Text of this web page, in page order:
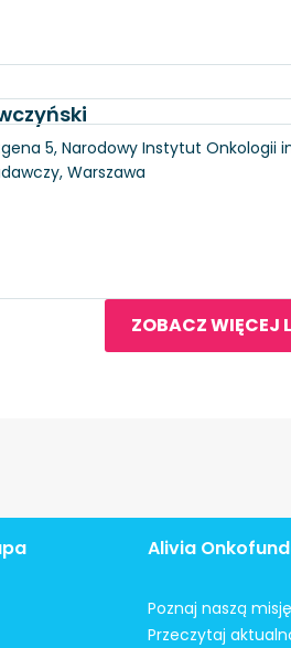
5, Narodowy Instytut Onkologii
Warszawa
ZOBACZ WIĘCEJ
Alivia
Poznaj naszą misję
Przeczytaj